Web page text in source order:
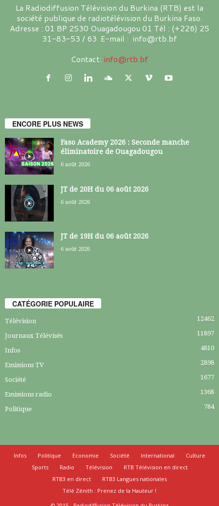
La Radiodiffusion Télévision du Burkina (RTB) est la
société publique de radiotélévision du Burkina Faso.
Adresse : 01 BP 2530 Ouagadougou 01 Tél : (+226) 25
31-83-53 / 63 E-mail : info@rtb.bf
Contact: info@rtb.bf
ENCORE PLUS NEWS
Faso Academy 2026 : Seconde manche
éliminatoire de Ouagadougou
6 août 2026
JT de 20H du 06 août 2026
6 août 2026
JT de 19H du 06 août 2026
6 août 2026
CATÉGORIE POPULAIRE
Télévision 12462
Journaux Télévisés 11897
Infos 4810
Emissions TV 2898
Société 1677
Emissions radio 1368
Politique 784
Infos Politique Economie Société International
Culture
Sports
Radio Télévision
RTB Télévision en direct
RTB3 en direct
RTB3 Langues nationales
Télé Zénith : Prenez de la Hauteur !